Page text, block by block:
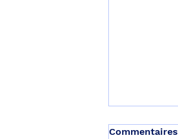
Commentaires